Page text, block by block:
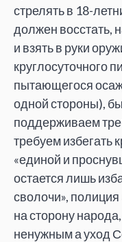
стрелять в 18-
должен восстать,
и взять в руки
круглосуточного
пытающегося
одной стороны),
поддерживаем
требуем избегать
«единой и
остается лишь
сволочи»,
на сторону
ненужным а уход